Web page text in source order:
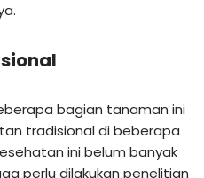
bagian tanaman ini
tradisional di beberapa
ini belum banyak
perlu dilakukan penelitian